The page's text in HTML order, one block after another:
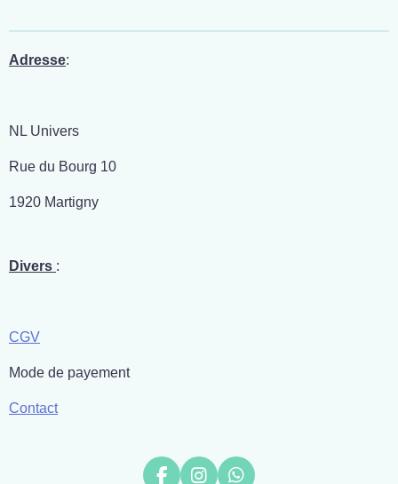
Adresse:
NL Univers
Rue du Bourg 10
1920 Martigny
Divers :
CGV
Mode de payement
Contact